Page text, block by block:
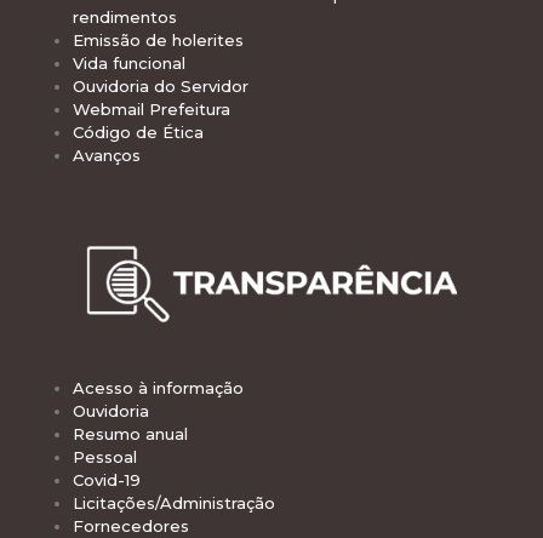
rendimentos
Emissão de holerites
Vida funcional
Ouvidoria do Servidor
Webmail Prefeitura
Código de Ética
Avanços
Acesso à informação
Ouvidoria
Resumo anual
Pessoal
Covid-19
Licitações/Administração
Fornecedores